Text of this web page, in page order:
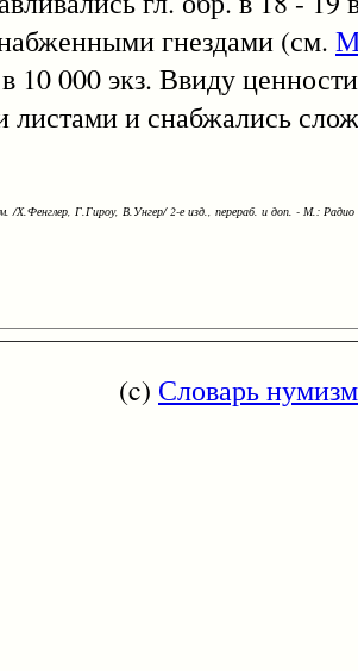
гнездами (см.
10 000 экз. Ввиду
листами и снабжались
/Х.Фенглер, Г.Гироу, В.Унгер/ 2-е изд., перераб. и доп. - М.: Радио
(c) Словарь